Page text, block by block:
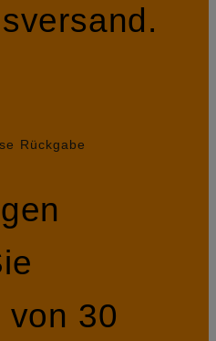
Rückgabe
von 30